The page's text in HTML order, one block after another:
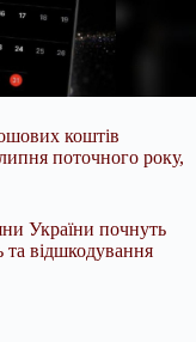
коштів
поточного року,
України почнуть
та відшкодування